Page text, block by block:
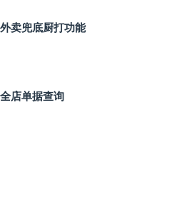
卖兜底厨打功能
店单据查询